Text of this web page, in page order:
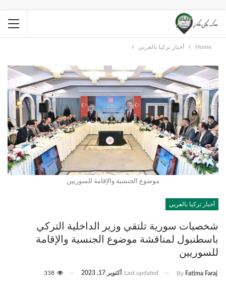
Home أخبار تركيا بالعربي
موضوع الجنسية والإقامة للسوريين
أخبار تركيا بالعربي
شخصيات سورية تلتقي وزير الداخلية التركي
باسطنبول لمناقشة موضوع الجنسية والإقامة
للسوريين
By Fatima Faraj
Last updated أكتوبر 17, 2023